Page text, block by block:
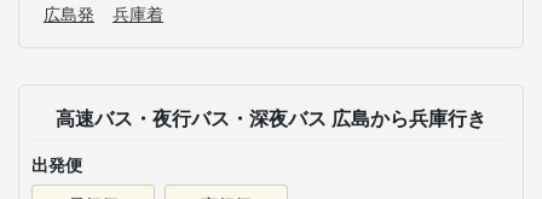
広島発 兵庫着
高速バス・夜行バス・深夜バス 広島から兵庫行き
出発便